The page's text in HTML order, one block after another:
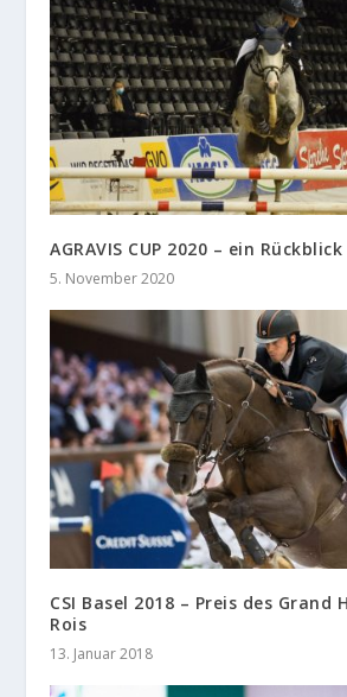
AGRAVIS CUP 2020 – ein Rückblick
5. November 2020
CSI Basel 2018 – Preis des Grand
Rois
13. Januar 2018